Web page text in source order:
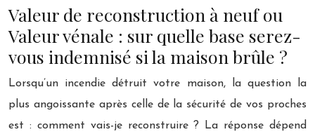
Valeur de reconstruction à neuf ou
Valeur vénale : sur quelle base serez-
vous indemnisé si la maison brûle ?
Lorsqu’un incendie détruit votre maison, la question la
plus angoissante après celle de la sécurité de vos proches
est : comment vais-je reconstruire ? La réponse dépend